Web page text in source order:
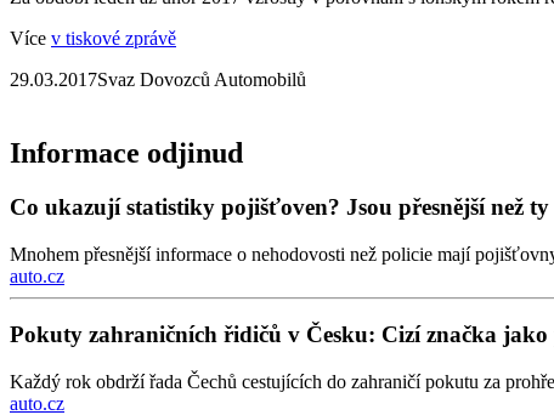
Více v tiskové zprávě
29.03.2017Svaz Dovozců Automobilů
Informace odjinud
Co ukazují statistiky pojišťoven? Jsou přesnější než
Mnohem přesnější informace o nehodovosti než policie mají
auto.cz
Pokuty zahraničních řidičů v Česku: Cizí značka
Každý rok obdrží řada Čechů cestujících do zahraničí pokutu za
auto.cz